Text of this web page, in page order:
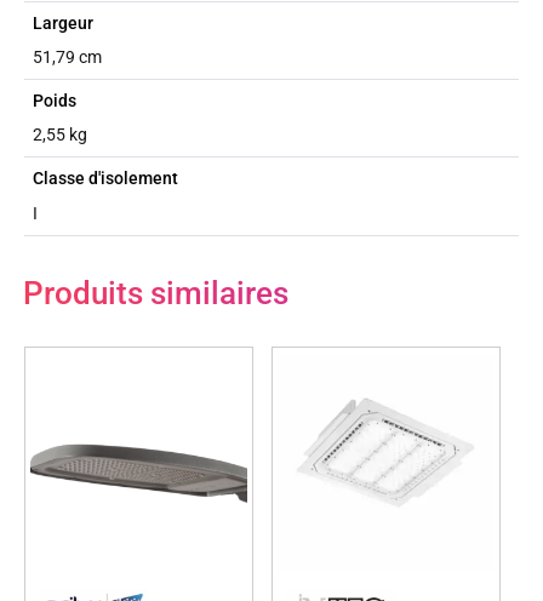
Largeur
51,79 cm
Poids
2,55 kg
Classe d'isolement
I
Produits similaires